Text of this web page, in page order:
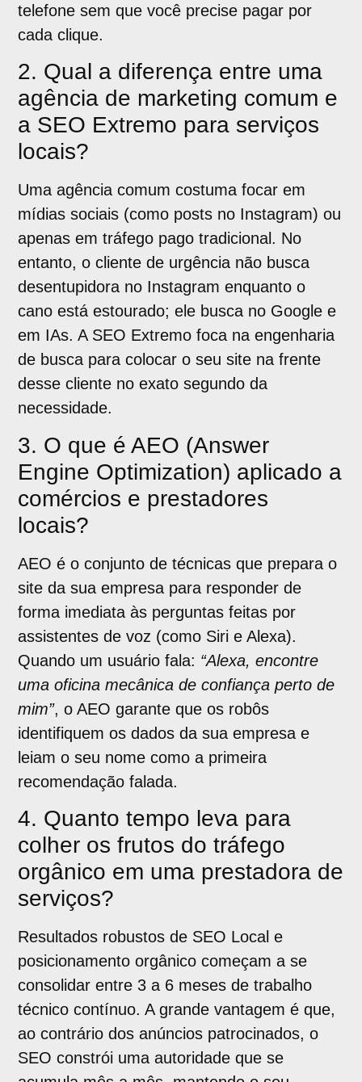
telefone sem que você precise pagar por
cada clique.
2. Qual a diferença entre uma
agência de marketing comum e
a SEO Extremo para serviços
locais?
Uma agência comum costuma focar em
mídias sociais (como posts no Instagram) ou
apenas em tráfego pago tradicional. No
entanto, o cliente de urgência não busca
desentupidora no Instagram enquanto o
cano está estourado; ele busca no Google e
em IAs. A SEO Extremo foca na engenharia
de busca para colocar o seu site na frente
desse cliente no exato segundo da
necessidade.
3. O que é AEO (Answer
Engine Optimization) aplicado a
comércios e prestadores
locais?
AEO é o conjunto de técnicas que prepara o
site da sua empresa para responder de
forma imediata às perguntas feitas por
assistentes de voz (como Siri e Alexa).
Quando um usuário fala: “Alexa, encontre
uma oficina mecânica de confiança perto de
mim”, o AEO garante que os robôs
identifiquem os dados da sua empresa e
leiam o seu nome como a primeira
recomendação falada.
4. Quanto tempo leva para
colher os frutos do tráfego
orgânico em uma prestadora de
serviços?
Resultados robustos de SEO Local e
posicionamento orgânico começam a se
consolidar entre 3 a 6 meses de trabalho
técnico contínuo. A grande vantagem é que,
ao contrário dos anúncios patrocinados, o
SEO constrói uma autoridade que se